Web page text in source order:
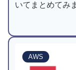
いてまとめてみ
AWS